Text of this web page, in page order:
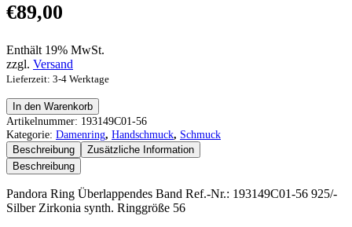
€89,00
Enthält 19% MwSt.
zzgl. Versand
Lieferzeit: 3-4 Werktage
Pandora
Ring
Überlappendes
Band
Menge
In den Warenkorb
Artikelnummer: 193149C01-56
Kategorie: Damenring, Handschmuck, Schmuck
Beschreibung
Zusätzliche Information
Beschreibung
Pandora Ring Überlappendes Band Ref.-Nr.: 193149C01-56 925/-
Silber Zirkonia synth. Ringgröße 56